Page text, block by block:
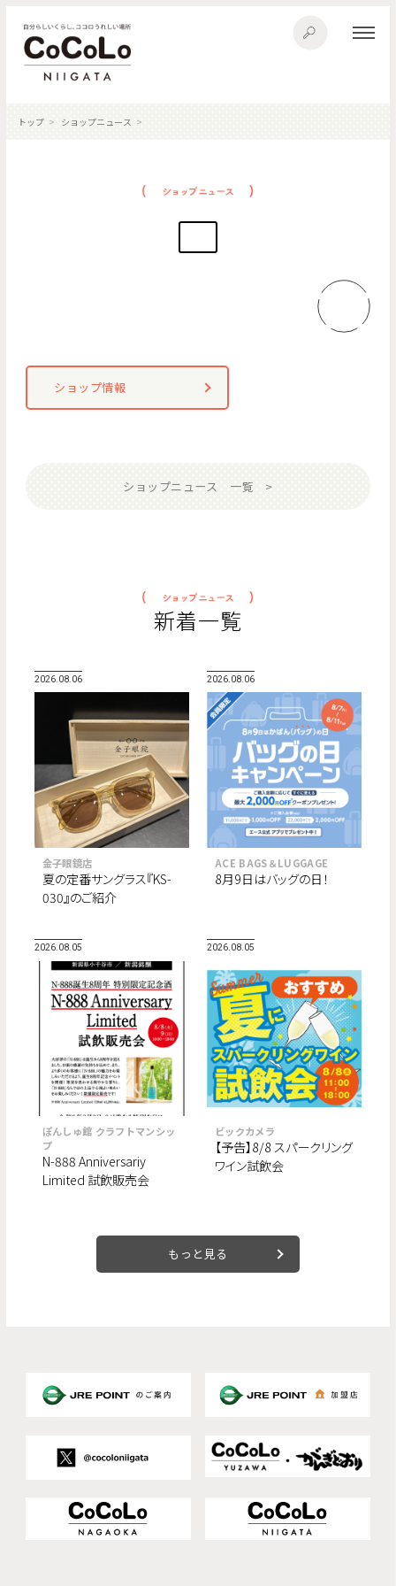
トップ ショップニュース
ショップ情報
ショップニュース 一覧
新着一覧
2026.08.06
金子眼鏡店
夏の定番サングラス『KS-
030』のご紹介
2026.08.06
ACE BAGS＆LUGGAGE
8月9日はバッグの日！
2026.08.05
ぽんしゅ館 クラフトマンシッ
プ
N-888 Anniversariy
Limited 試飲販売会
2026.08.05
ビックカメラ
【予告】8/8 スパークリング
ワイン試飲会
もっと見る